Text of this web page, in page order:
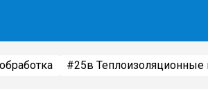
#25в Теплоизоляционные